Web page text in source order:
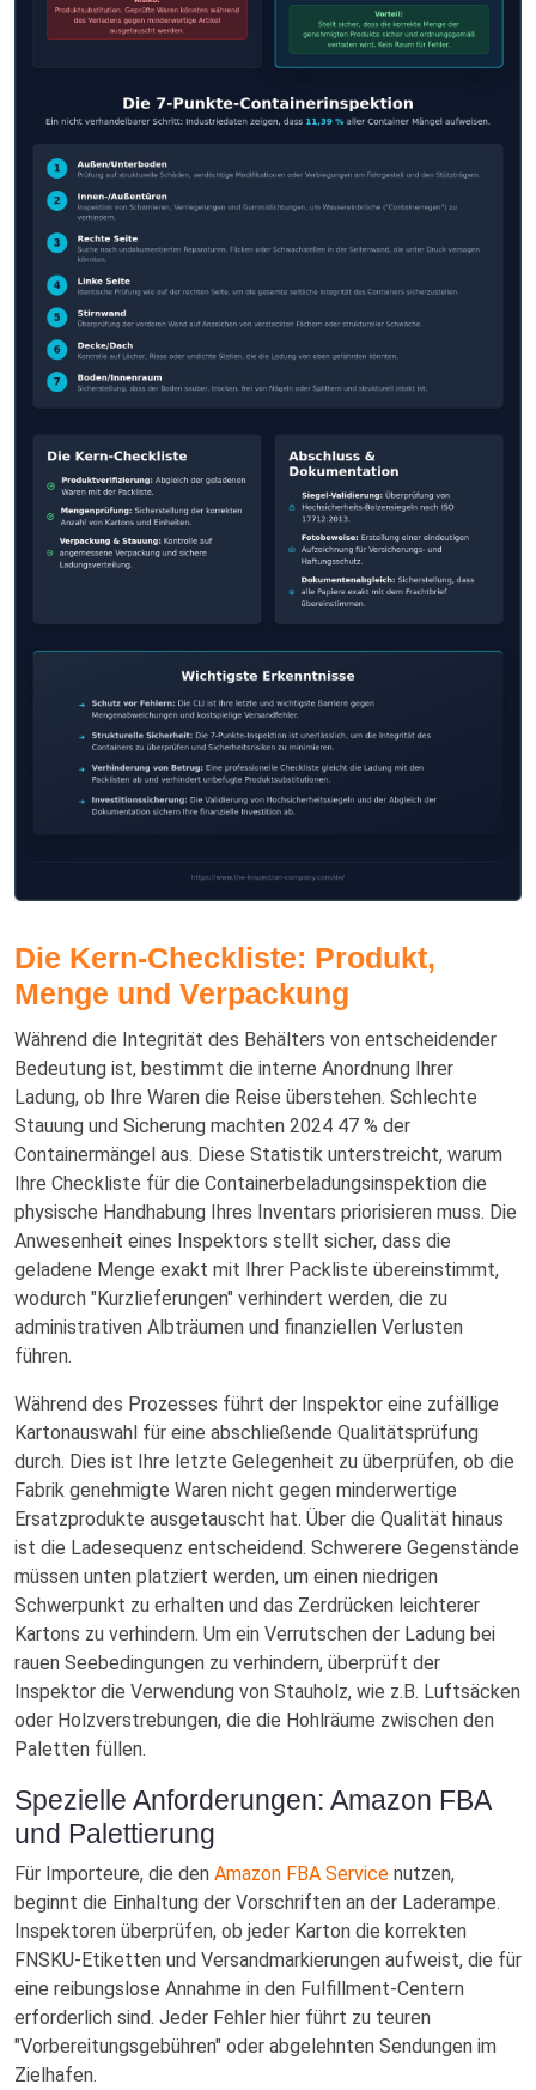
Die Kern-Checkliste: Produkt,
Menge und Verpackung
Während die Integrität des Behälters von entscheidender
Bedeutung ist, bestimmt die interne Anordnung Ihrer
Ladung, ob Ihre Waren die Reise überstehen. Schlechte
Stauung und Sicherung machten 2024 47 % der
Containermängel aus. Diese Statistik unterstreicht, warum
Ihre Checkliste für die Containerbeladungsinspektion die
physische Handhabung Ihres Inventars priorisieren muss. Die
Anwesenheit eines Inspektors stellt sicher, dass die
geladene Menge exakt mit Ihrer Packliste übereinstimmt,
wodurch "Kurzlieferungen" verhindert werden, die zu
administrativen Albträumen und finanziellen Verlusten
führen.
Während des Prozesses führt der Inspektor eine zufällige
Kartonauswahl für eine abschließende Qualitätsprüfung
durch. Dies ist Ihre letzte Gelegenheit zu überprüfen, ob die
Fabrik genehmigte Waren nicht gegen minderwertige
Ersatzprodukte ausgetauscht hat. Über die Qualität hinaus
ist die Ladesequenz entscheidend. Schwerere Gegenstände
müssen unten platziert werden, um einen niedrigen
Schwerpunkt zu erhalten und das Zerdrücken leichterer
Kartons zu verhindern. Um ein Verrutschen der Ladung bei
rauen Seebedingungen zu verhindern, überprüft der
Inspektor die Verwendung von Stauholz, wie z.B. Luftsäcken
oder Holzverstrebungen, die die Hohlräume zwischen den
Paletten füllen.
Spezielle Anforderungen: Amazon FBA
und Palettierung
Für Importeure, die den Amazon FBA Service nutzen,
beginnt die Einhaltung der Vorschriften an der Laderampe.
Inspektoren überprüfen, ob jeder Karton die korrekten
FNSKU-Etiketten und Versandmarkierungen aufweist, die für
eine reibungslose Annahme in den Fulfillment-Centern
erforderlich sind. Jeder Fehler hier führt zu teuren
"Vorbereitungsgebühren" oder abgelehnten Sendungen im
Zielhafen.